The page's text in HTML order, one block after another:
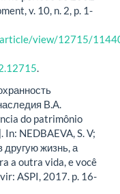
v. 10, n. 2, p. 1-
view/12715/
.
В.А.
do patrimônio
NEDBAEVA, S. V;
другую жизнь, а
a outra vida, e você
ASPI, 2017. p. 16-